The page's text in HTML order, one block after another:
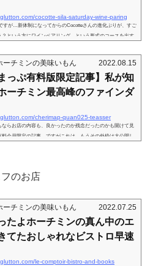
cocotte-sila-saturday-wine-paring
すが…新体制になってからのCocotteさんの進化ぶりが、すご
という方にワインペアリング、という形式のコースを出す
、それが本当にお料理の「ペア」として成立しているのか
いわゆる「マリアージュ」を醸すものなのかは疑問なことも
ーチミンの美味いもん 2022.08.15
っぷ有料版限定記事】私が知
ーチミン最高峰のファインダ
cherimap-quan025-teasser
らお店の内容も、良かったのか残念だったのかも開けて見
会員限定の記事。ですがこれは、もうその外枠は大公開し
のお店
ーチミンの美味いもん 2022.07.25
たよホーチミンの真ん中のエ
てたおしゃれなビストロ早速
le-comptoir-bistro-and-books